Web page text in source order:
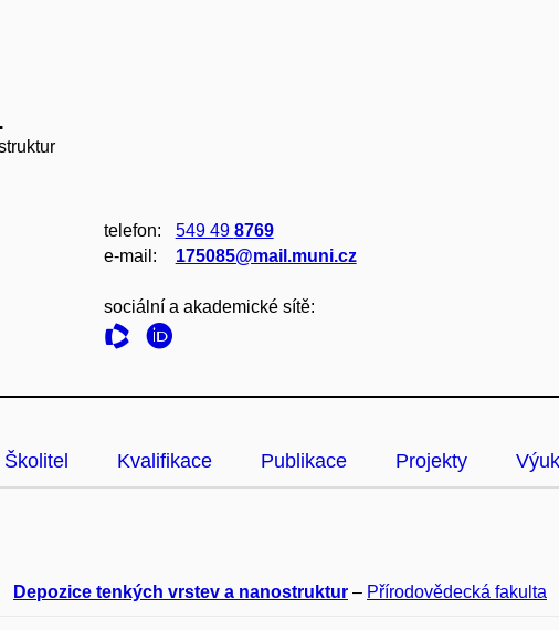
telefon: 549 49 8769
e‑mail:
175085@mail.muni.cz
sociální a akademické sítě:
Školitel Kvalifikace Publikace Projekty
Depozice tenkých vrstev a nanostruktur – Přírodovědecká fakulta